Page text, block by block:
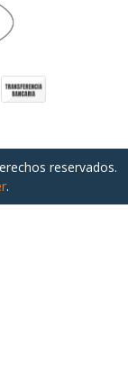
reservados.
.